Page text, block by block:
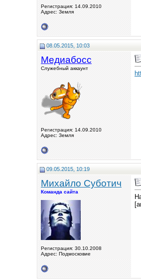
Регистрация: 14.09.2010
Адрес: Земля
08.05.2015, 10:03
Медиабосс
Служебный аккаунт
Регистрация: 14.09.2010
Адрес: Земля
09.05.2015, 10:19
Михайло Суботич
Команда сайта
Регистрация: 30.10.2008
Адрес: Подмосковие